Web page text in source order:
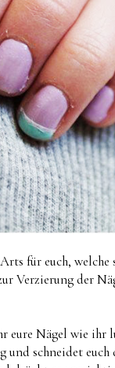
für euch,
Verzierung der
eure Nägel wie ihr
schneidet